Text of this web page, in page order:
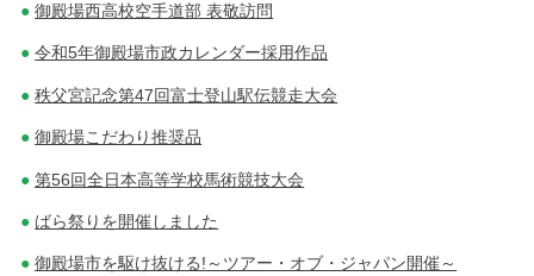
御殿場西高校空手道部 表敬訪問
令和5年御殿場市政カレンダー採用作品
秩父宮記念第47回富士登山駅伝競走大会
御殿場こだわり推奨品
第56回全日本高等学校馬術競技大会
ばら祭りを開催しました
御殿場市を駆け抜ける!～ツアー・オブ・ジャパン開催～